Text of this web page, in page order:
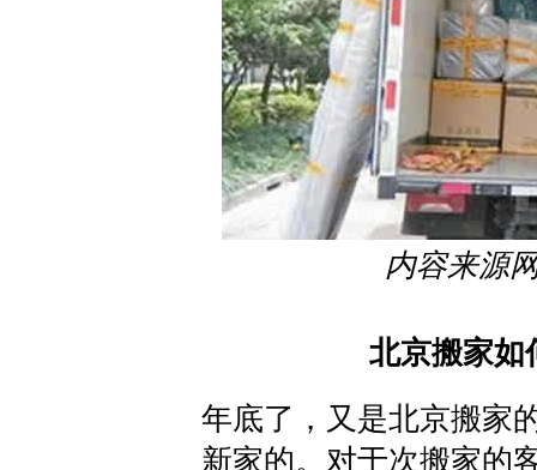
内容来源
北京搬家如
年底了，又是北京搬家
新家的。对于次搬家的